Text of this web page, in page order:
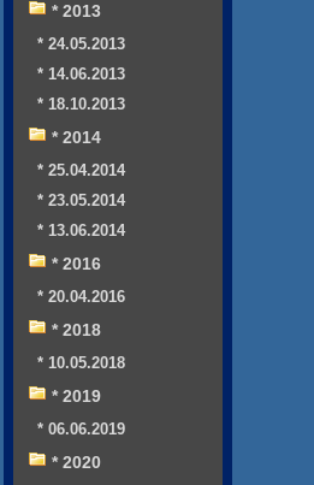
* 2013
* 24.05.2013
* 14.06.2013
* 18.10.2013
* 2014
* 25.04.2014
* 23.05.2014
* 13.06.2014
* 2016
* 20.04.2016
* 2018
* 10.05.2018
* 2019
* 06.06.2019
* 2020